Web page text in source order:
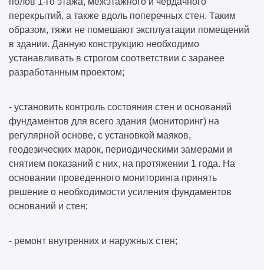
перекрытий, а также вдоль поперечных стен. Таким
образом, тяжи не помешают эксплуатации помещений
в здании. Данную конструкцию необходимо
устанавливать в строгом соответствии с заранее
разработанным проектом;
- установить контроль состояния стен и оснований
фундаментов для всего здания (мониторинг) на
регулярной основе, с установкой маяков,
геодезических марок, периодическими замерами и
снятием показаний с них, на протяжении 1 года. На
основании проведенного мониторинга принять
решение о необходимости усиления фундаментов
оснований и стен;
- ремонт внутренних и наружных стен;